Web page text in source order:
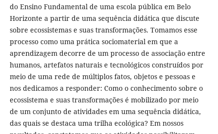
do Ensino Fundamental de uma escola pública em Belo
Horizonte a partir de uma sequência didática que discute
sobre ecossistemas e suas transformações. Tomamos esse
processo como uma prática sociomaterial em que a
aprendizagem decorre de um processo de associação entre
humanos, artefatos naturais e tecnológicos construídos por
meio de uma rede de múltiplos fatos, objetos e pessoas e
nos dedicamos a responder: Como o conhecimento sobre o
ecossistema e suas transformações é mobilizado por meio
de um conjunto de atividades em uma sequência didática,
das quais se destaca uma trilha ecológica? Em nossos